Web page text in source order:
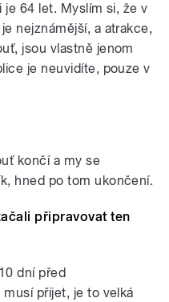
je 64 let. Myslím si, že v
nejznámější, a atrakce,
jsou vlastně jenom
je neuvidíte, pouze v
končí a my se
hned po tom ukončení.
připravovat ten
dní před
přijet, je to velká